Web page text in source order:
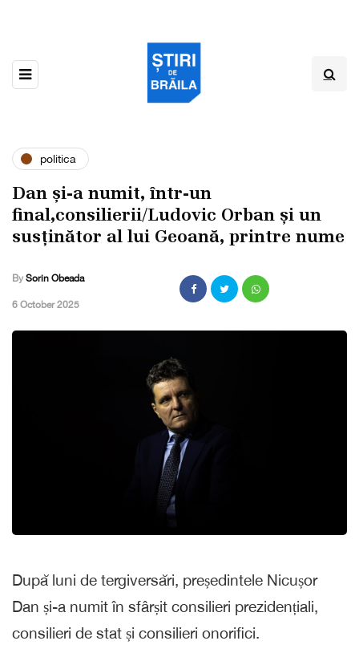
politica
Dan și-a numit, într-un
final,consilierii/Ludovic Orban și un
susținător al lui Geoană, printre nume
By Sorin Obeada
,6 October 2025
După luni de tergiversări, președintele Nicușor
Dan și-a numit în sfârșit consilieri prezidențiali,
consilieri de stat și consilieri onorifici.